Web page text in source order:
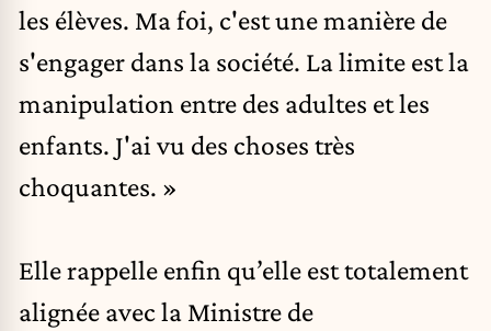
les élèves. Ma foi, c'est une manière de
s'engager dans la société. La limite est la
manipulation entre des adultes et les
enfants. J'ai vu des choses très
choquantes. »
Elle rappelle enfin qu’elle est totalement
alignée avec la Ministre de